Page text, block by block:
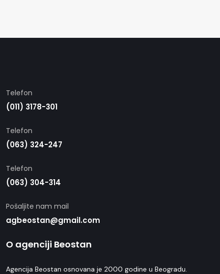
Telefon
(011) 3178-301
Telefon
(063) 324-247
Telefon
(063) 304-314
Pošaljite nam mail
agbeostan@gmail.com
O agenciji Beostan
Agencija Beostan osnovana je 2000 godine u Beogradu.